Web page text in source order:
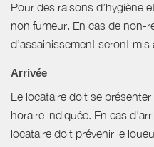
Pour des raisons d’hygiène
non fumeur. En cas de non-
d’assainissement seront mis
Arrivée
Le locataire doit se
horaire indiquée. En cas
locataire doit prévenir le